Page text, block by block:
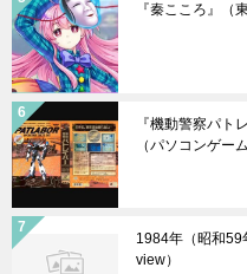
『秦こころ』（
『機動警察パト
（パソコンゲーム
1984年（昭和59
view）